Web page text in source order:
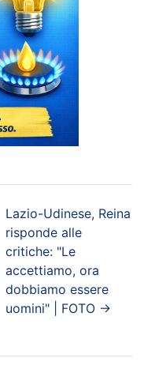
Lazio-Udinese, Reina
risponde alle
critiche: "Le
accettiamo, ora
dobbiamo essere
uomini" | FOTO→